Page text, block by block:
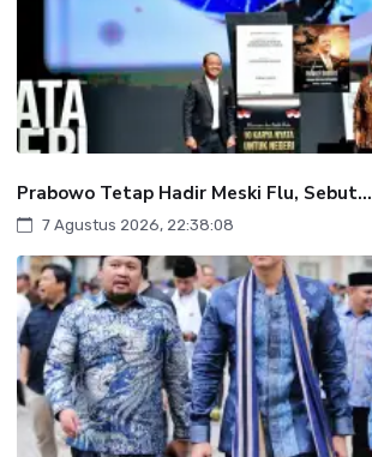
Prabowo Tetap Hadir Meski Flu, Sebut...
7 Agustus 2026, 22:38:08